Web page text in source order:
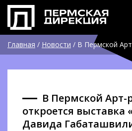
Главная / Новости / В Пермской
выставка «Мой путь» Давида
В Пермской Арт-
откроется выставка
Давида